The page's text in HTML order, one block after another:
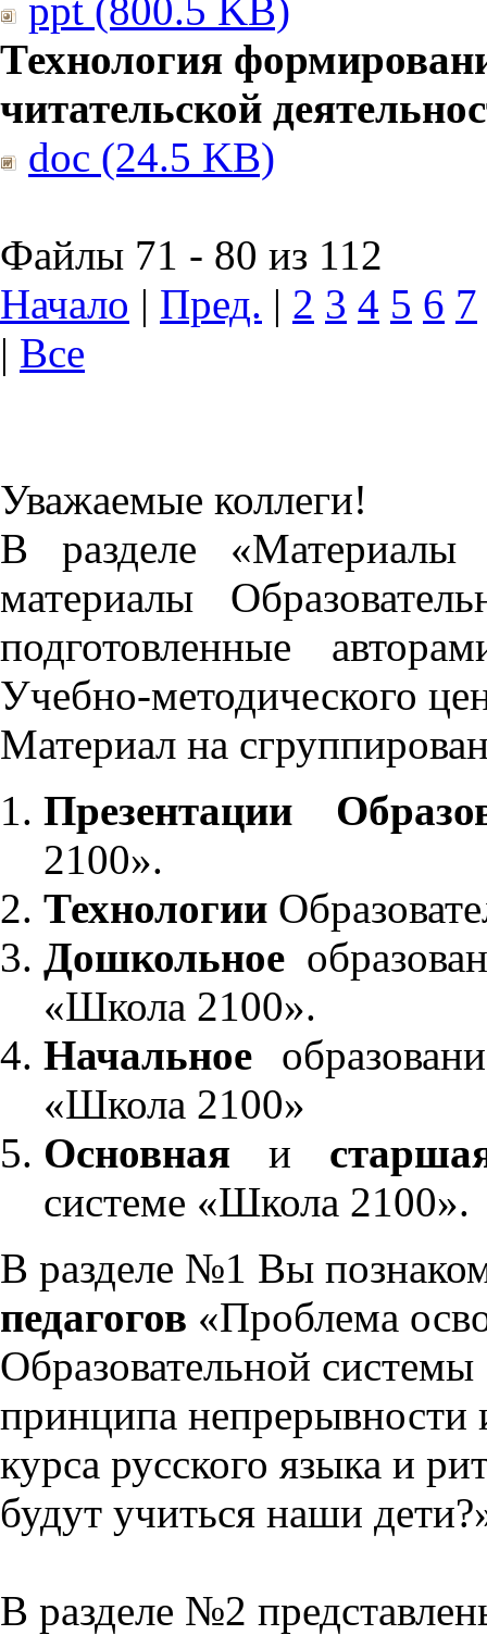
ppt (800.5 KB)
Технология
читательской
doc (24.5 KB)
Файлы 71 - 80 из 112
Начало | Пред. | 2 3 4 5 6 7
| Все
Уважаемые коллеги!
В разделе «Материалы
материалы
подготовленные
Учебно-методического
Материал на
Презентации
2100».
Технологии
Дошкольное
«Школа 2100».
Начальное
«Школа 2100»
Основнаяи
системе «Школа 2100».
В разделе №1 Вы
педагогов «Проблема
Образовательной
принципа непрерывности
курса русского языка и
будут учиться наши
В разделе №2